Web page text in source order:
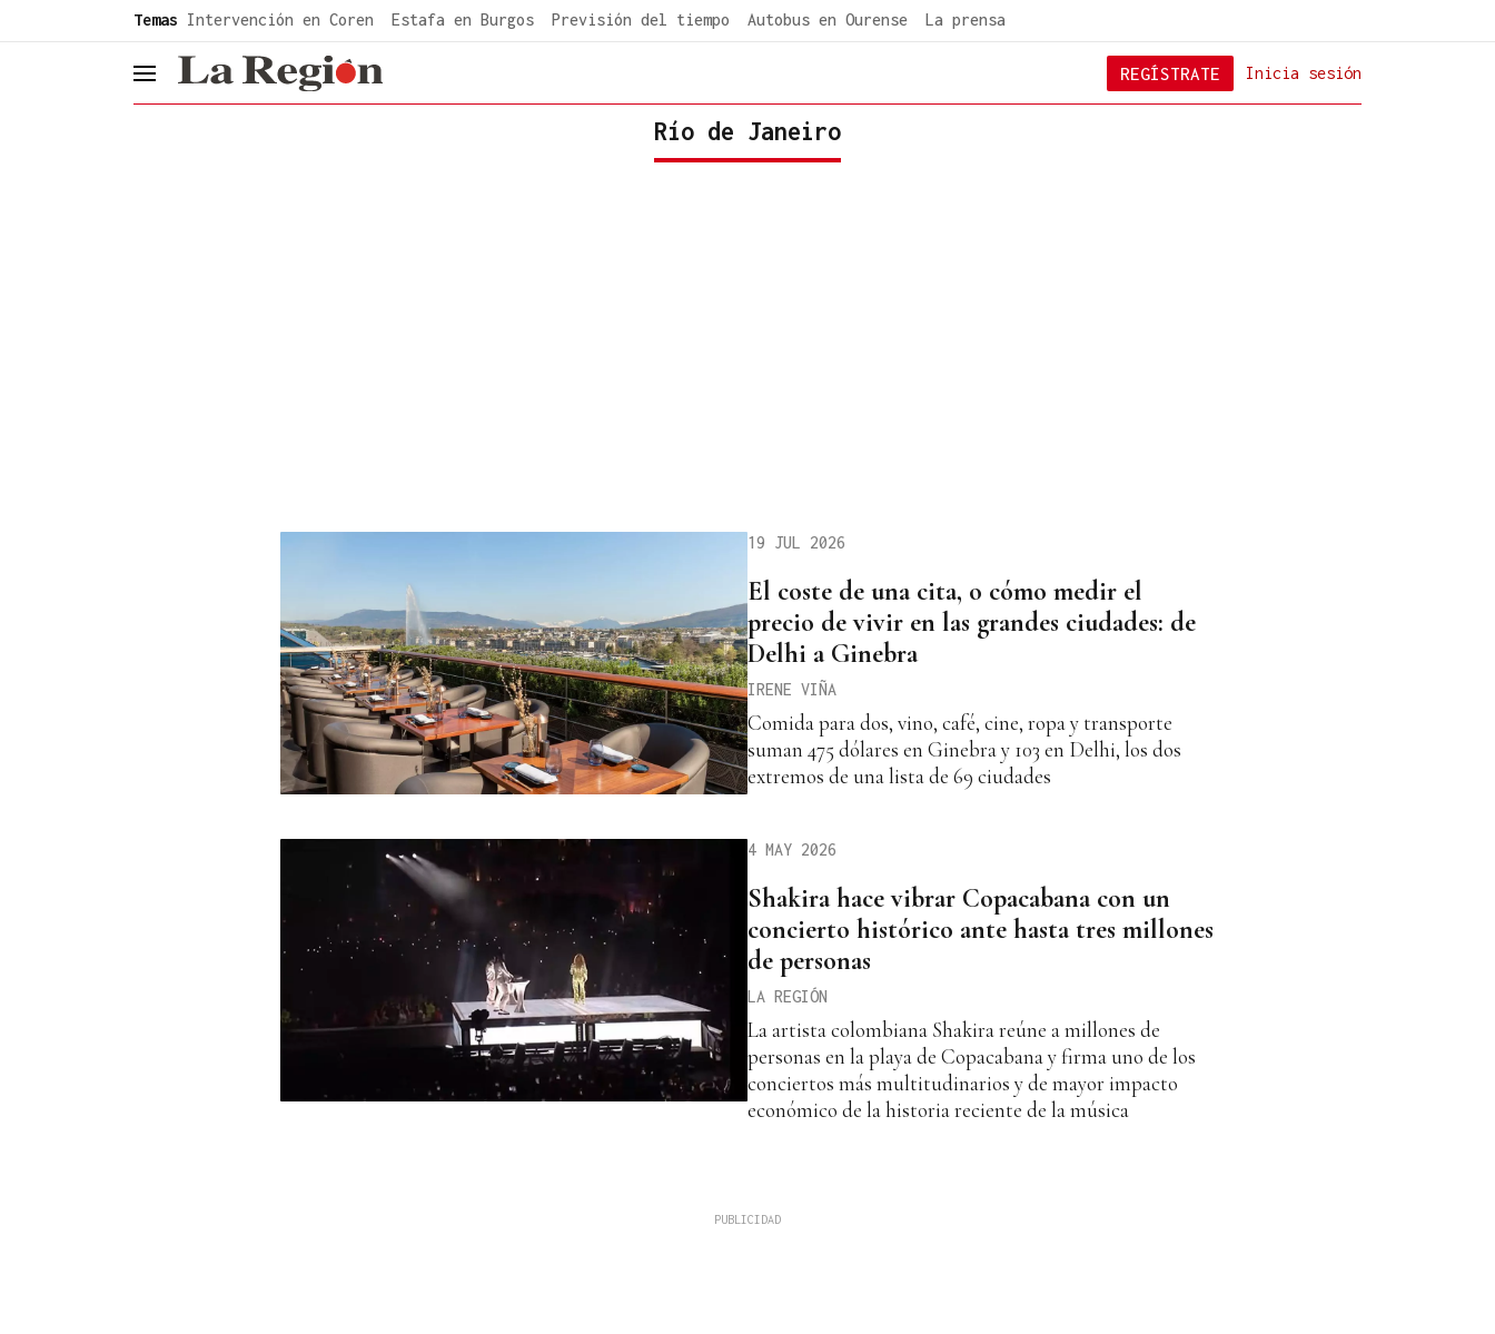
Temas Intervención en Coren Estafa en Burgos Previsión del tiempo Autobus en Ourense La prensa
header.menu.open Inicia sesión
REGÍSTRATE
Río de Janeiro
19 JUL 2026
El coste de una cita, o cómo medir el
precio de vivir en las grandes ciudades: de
Delhi a Ginebra
IRENE VIÑA
Comida para dos, vino, café, cine, ropa y transporte
suman 475 dólares en Ginebra y 103 en Delhi, los dos
extremos de una lista de 69 ciudades
4 MAY 2026
Shakira hace vibrar Copacabana con un
concierto histórico ante hasta tres millones
de personas
LA REGIÓN
La artista colombiana Shakira reúne a millones de
personas en la playa de Copacabana y firma uno de los
conciertos más multitudinarios y de mayor impacto
económico de la historia reciente de la música